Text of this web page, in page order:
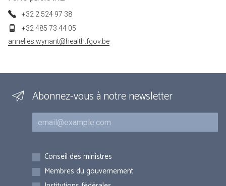
+32 2 524 97 38
+32 485 73 44 05
annelies.wynant@health.fgov.be
Abonnez-vous à notre newsletter
Courriel
Inscriptions
Conseil des ministres
Membres du gouvernement